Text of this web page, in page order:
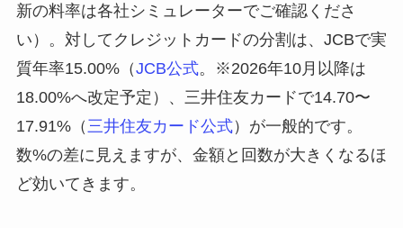
新の料率は各社シミュレーターでご確認くださ
い）。対してクレジットカードの分割は、JCBで実
質年率15.00%（JCB公式。※2026年10月以降は
18.00%へ改定予定）、三井住友カードで14.70〜
17.91%（ 三井住友カード公式）が一般的です。
数%の差に見えますが、金額と回数が大きくなるほ
ど効いてきます。